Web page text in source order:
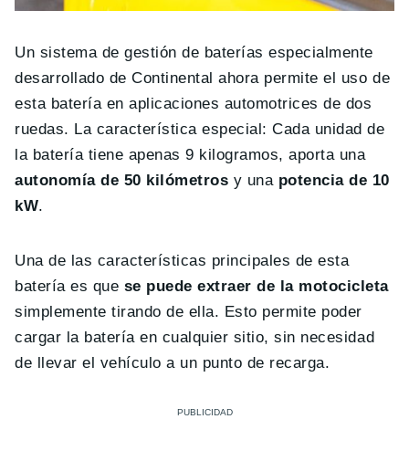
Un sistema de gestión de baterías especialmente
desarrollado de Continental ahora permite el uso de
esta batería en aplicaciones automotrices de dos
ruedas. La característica especial: Cada unidad de
la batería tiene apenas 9 kilogramos, aporta una
autonomía de 50 kilómetros y una potencia de 10
kW.
Una de las características principales de esta
batería es que se puede extraer de la motocicleta
simplemente tirando de ella. Esto permite poder
cargar la batería en cualquier sitio, sin necesidad
de llevar el vehículo a un punto de recarga.